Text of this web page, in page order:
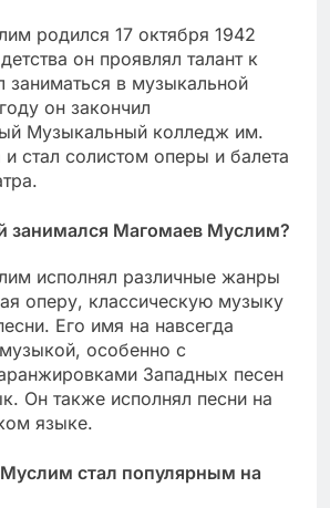
родился 17 октября 1942
он проявлял талант к
заниматься в музыкальной
он закончил
Музыкальный колледж им.
стал солистом оперы и балета
занимался Магомаев Муслим?
исполнял различные жанры
оперу, классическую музыку
Его имя на навсегда
особенно с
Западных песен
Он также исполнял песни на
языке.
стал популярным на